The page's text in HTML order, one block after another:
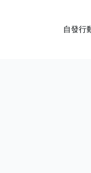
自發行